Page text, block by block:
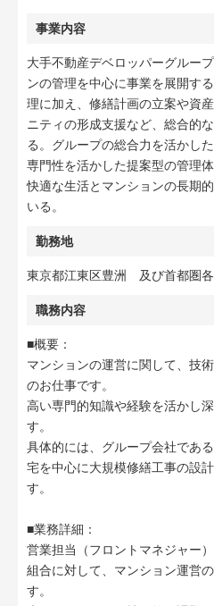
事業内容
大手不動産デベロッパーグルー
ンの管理を中心に事業を展開す
理に加え、修繕計画の立案や資
ニティの形成支援など、総合的
る。グループの総合力を活かし
専門性を活かした提案型の管理
快適な生活とマンションの長期
いる。
勤務地
東京都江東区豊洲 及び首都圏
職務内容
■概要：
マンションの運営に関して、技
のお仕事です。
高い専門的知識や経験を活かし
す。
具体的には、グループ会社であ
宅を中心に大規模修繕工事の設
す。
■業務詳細：
営業担当（フロントマネジャー
組合に対して、マンション運営
す。